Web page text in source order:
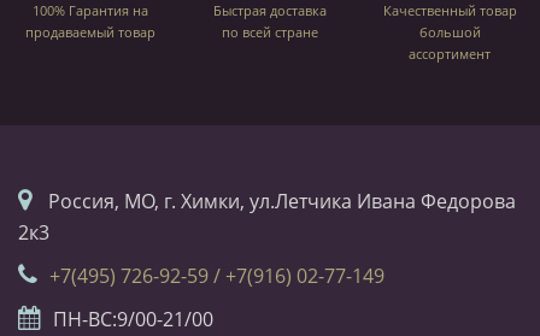
100% Гарантия на
продаваемый товар
Быстрая доставка
по всей стране
Качественный товар
большой
ассортимент
Россия, МО, г. Химки, ул.Летчика Ивана Федорова
2к3
+7(495) 726-92-59 / +7(916) 02-77-149
ПН-ВС:9/00-21/00